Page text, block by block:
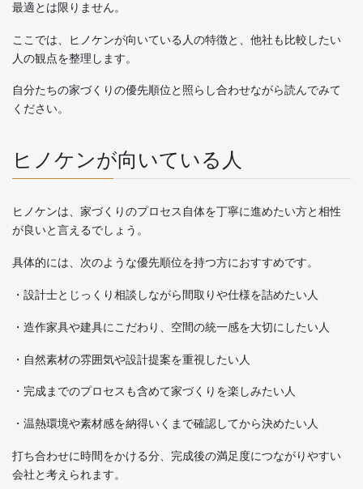
最適とは限りません。
ここでは、ヒノケンが向いている人の特徴と、他社も比較したい
人の観点を整理します。
自分たちの家づくりの優先順位と照らし合わせながら読んでみて
ください。
ヒノケンが向いている人
ヒノケンは、家づくりのプロセス自体を丁寧に進めたい方と相性
が良いと言えるでしょう。
具体的には、次のような優先順位を持つ方におすすめです。
・設計士とじっくり相談しながら間取りや仕様を詰めたい人
・造作家具や建具にこだわり、空間の統一感を大切にしたい人
・自然素材の雰囲気や設計提案を重視したい人
・完成までのプロセスも含めて家づくりを楽しみたい人
・温熱環境や素材感を納得いくまで確認してから決めたい人
打ち合わせに時間をかける分、完成後の満足度につながりやすい
会社と考えられます。